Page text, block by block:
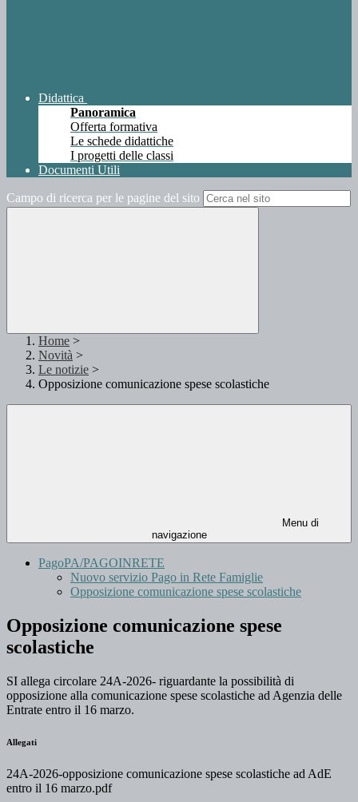
Didattica
Panoramica
Offerta formativa
Le schede didattiche
I progetti delle classi
Documenti Utili
Campo di ricerca per le pagine del sito
Home >
Novità >
Le notizie >
Opposizione comunicazione spese scolastiche
Menu di
navigazione
PagoPA/PAGOINRETE
Nuovo servizio Pago in Rete Famiglie
Opposizione comunicazione spese scolastiche
Opposizione comunicazione spese
scolastiche
SI allega circolare 24A-2026- riguardante la possibilità di
opposizione alla comunicazione spese scolastiche ad Agenzia delle
Entrate entro il 16 marzo.
Allegati
24A-2026-opposizione comunicazione spese scolastiche ad AdE
entro il 16 marzo.pdf